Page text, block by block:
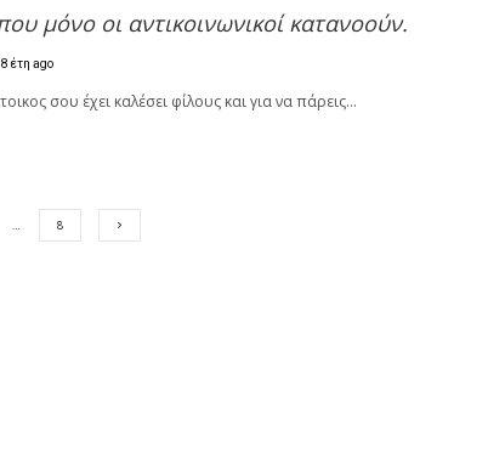
μόνο οι αντικοινωνικοί κατανοούν.
8 έτη ago
σου έχει καλέσει φίλους και για να πάρεις...
… 8